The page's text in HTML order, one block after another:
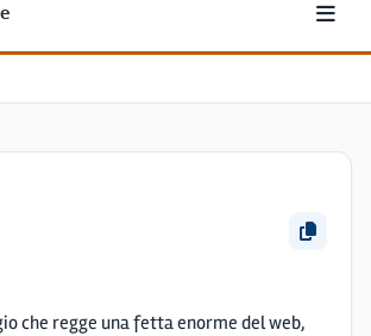
che regge una fetta enorme del web,